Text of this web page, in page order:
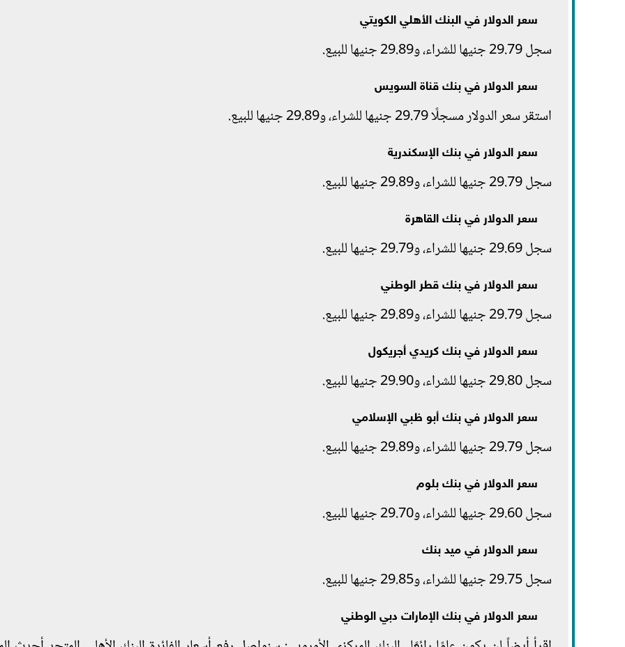
سعر الدولار في البنك الأهلي الكويتي
سجل 29.79 جنيها للشراء، و29.89 جنيها للبيع.
سعر الدولار في بنك قناة السويس
استقر سعر الدولار مسجلًا 29.79 جنيها للشراء، و29.89 جنيها للبيع.
سعر الدولار في بنك الإسكندرية
سجل 29.79 جنيها للشراء، و29.89 جنيها للبيع.
سعر الدولار في بنك القاهرة
سجل 29.69 جنيها للشراء، و29.79 جنيها للبيع.
سعر الدولار في بنك قطر الوطني
سجل 29.79 جنيها للشراء، و29.89 جنيها للبيع.
سعر الدولار في بنك كريدي أجريكول
سجل 29.80 جنيها للشراء، و29.90 جنيها للبيع.
سعر الدولار في بنك أبو ظبي الإسلامي
سجل 29.79 جنيها للشراء، و29.89 جنيها للبيع.
سعر الدولار في بنك بلوم
سجل 29.60 جنيها للشراء، و29.70 جنيها للبيع.
سعر الدولار في ميد بنك
سجل 29.75 جنيها للشراء، و29.85 جنيها للبيع.
سعر الدولار في بنك الإمارات دبي الوطني